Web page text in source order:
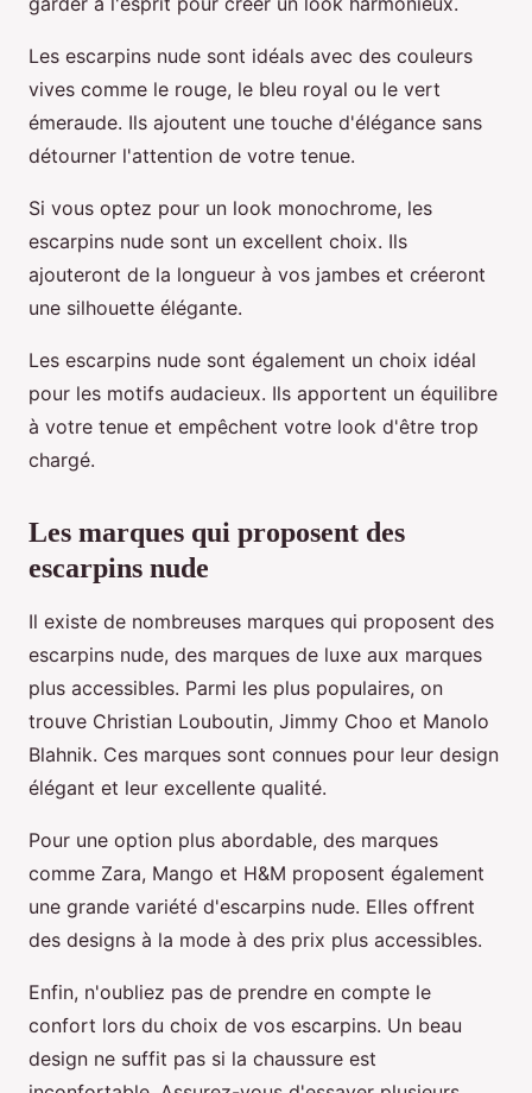
Les escarpins nude sont idéals avec des couleurs
vives comme le rouge, le bleu royal ou le vert
émeraude. Ils ajoutent une touche d'élégance sans
détourner l'attention de votre tenue.
Si vous optez pour un look monochrome, les
escarpins nude sont un excellent choix. Ils
ajouteront de la longueur à vos jambes et créeront
une silhouette élégante.
Les escarpins nude sont également un choix idéal
pour les motifs audacieux. Ils apportent un équilibre
à votre tenue et empêchent votre look d'être trop
chargé.
Les marques qui proposent des
escarpins nude
Il existe de nombreuses marques qui proposent des
escarpins nude, des marques de luxe aux marques
plus accessibles. Parmi les plus populaires, on
trouve Christian Louboutin, Jimmy Choo et Manolo
Blahnik. Ces marques sont connues pour leur design
élégant et leur excellente qualité.
Pour une option plus abordable, des marques
comme Zara, Mango et H&M proposent également
une grande variété d'escarpins nude. Elles offrent
des designs à la mode à des prix plus accessibles.
Enfin, n'oubliez pas de prendre en compte le
confort lors du choix de vos escarpins. Un beau
design ne suffit pas si la chaussure est